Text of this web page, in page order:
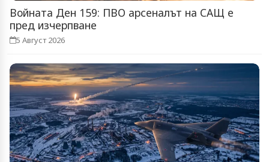
Войната Ден 159: ПВО арсеналът на САЩ е
пред изчерпване
5 Август 2026